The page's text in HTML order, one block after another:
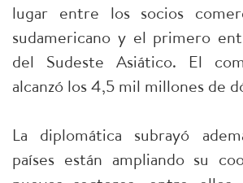
lugar entre los socios
sudamericano y el primero
del Sudeste Asiático. El
alcanzó los 4,5 mil millones de
La diplomática subrayó
países están ampliando su